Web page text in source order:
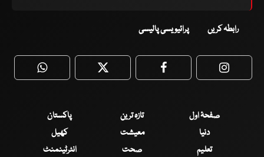
رابطہ کریں پرائیویسی پالیسی
WhatsApp Twitter Facebook
صفحۂ اول تازہ ترین
پاکستان
دنیا
معیشت
کھیل
تعلیم
صحت
انٹرٹینمنٹ